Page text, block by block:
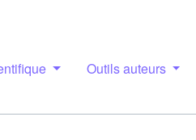
Outils auteurs